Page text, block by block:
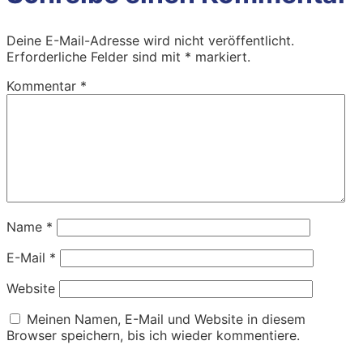
Deine E-Mail-Adresse wird nicht veröffentlicht.
Erforderliche Felder sind mit * markiert.
Kommentar *
Name *
E-Mail *
Website
Meinen Namen, E-Mail und Website in diesem
Browser speichern, bis ich wieder kommentiere.